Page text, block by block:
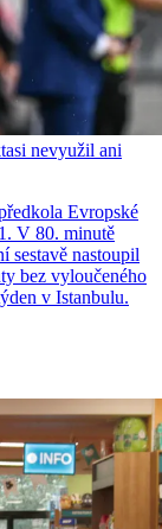
nevyužil ani
Evropské
V 80. minutě
sestavě nastoupil
bez vyloučeného
v Istanbulu.